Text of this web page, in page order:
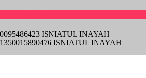
0095486423 ISNIATUL INAYAH
1350015890476 ISNIATUL INAYAH